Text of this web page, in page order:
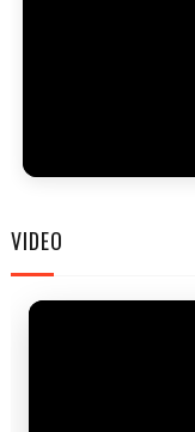
VIDEO